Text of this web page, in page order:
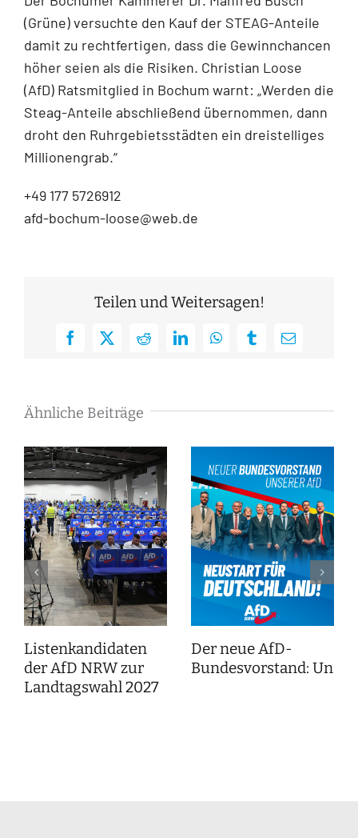
(Grüne) versuchte den Kauf der STEAG-Anteile
damit zu rechtfertigen, dass die Gewinnchancen
höher seien als die Risiken. Christian Loose
(AfD) Ratsmitglied in Bochum warnt: „Werden die
Steag-Anteile abschließend übernommen, dann
droht den Ruhrgebietsstädten ein dreistelliges
Millionengrab.“
+49 177 5726912
afd-bochum-loose@web.de
Teilen und Weitersagen!
Facebook
X RedditLinkedInWhatsAppTumblrE-
Ähnliche Beiträge
Listenkandidaten
der AfD NRW zur
Landtagswahl 2027
Der neue AfD-
Bundesvorstand: